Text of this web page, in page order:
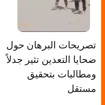
تصريحات البرهان حول
ضحايا التعدين تثير جدلاً
ومطالبات بتحقيق
مستقل